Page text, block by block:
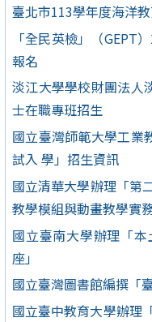
臺北市113學年度海洋
「全民英檢」（GEPT
報名
淡江大學學校財團法人
士在職專班招生
國立臺灣師範大學工業
試入 學」招生資訊
國立清華大學辦理「第
教學模組與動畫教學實
國立臺南大學辦理「
座」
國立臺灣圖書館編撰「
國立臺中教育大學辦理